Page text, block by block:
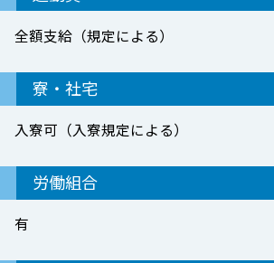
全額支給（規定による）
寮・社宅
入寮可（入寮規定による）
労働組合
有